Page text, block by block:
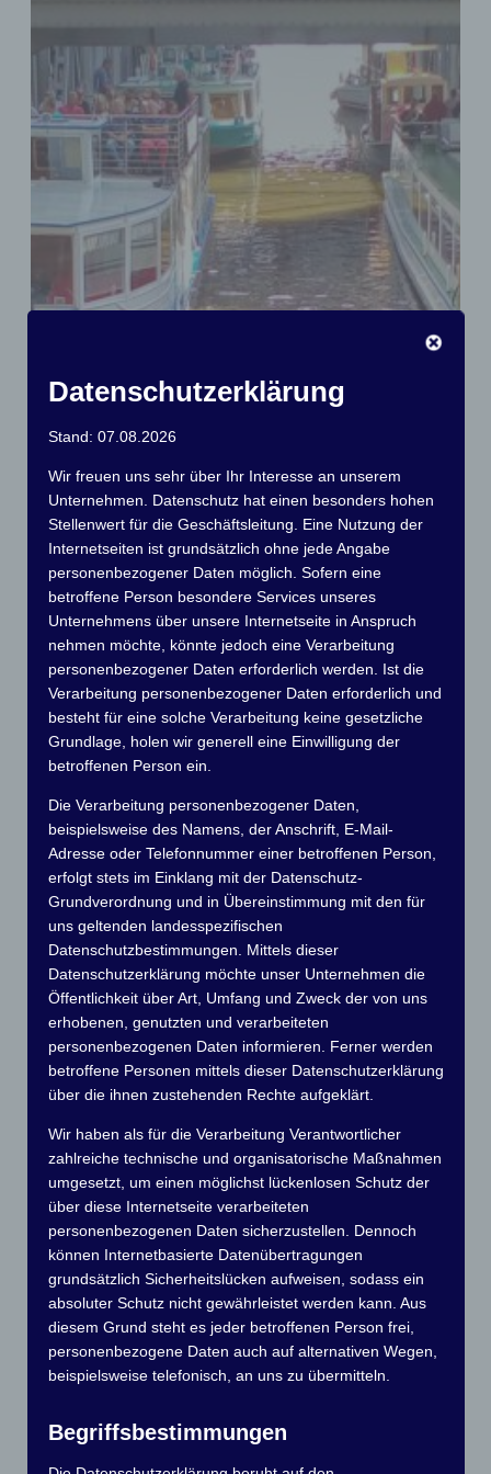
Ein Ausflug zum
Schiffshebewerk
4. August 2019•Uwe Springborn
Am 3. August haben sich immerhin 23 Personen des MC
Grünau`s vor der Schiffshebewerk am Finowkanal gegen
10.30 Uhr eingefunden. Die meisten kamen mit dem Auto
einige auch mit Bahn und Bus.
Bei vorerst schönem warmen Wetter begaben wir uns in
den Informationsraum wo die Geschichte des Hebewerkes
sowie die Bedeutung der Kanäle als Wasserstraßen erklärt
wird. Neben einem Videobeitrag und etlichen
Schaukästen sowie Infotafeln konnten wir uns ein erstes
Datenschutzerklärung
Stand: 07.08.2026
Wir freuen uns sehr über Ihr Interesse an unserem
Unternehmen. Datenschutz hat einen besonders hohen
Stellenwert für die Geschäftsleitung. Eine Nutzung der
Internetseiten ist grundsätzlich ohne jede Angabe
personenbezogener Daten möglich. Sofern eine
betroffene Person besondere Services unseres
Unternehmens über unsere Internetseite in Anspruch
nehmen möchte, könnte jedoch eine Verarbeitung
personenbezogener Daten erforderlich werden. Ist die
Verarbeitung personenbezogener Daten erforderlich und
besteht für eine solche Verarbeitung keine gesetzliche
Grundlage, holen wir generell eine Einwilligung der
betroffenen Person ein.
Die Verarbeitung personenbezogener Daten,
beispielsweise des Namens, der Anschrift, E-Mail-
Adresse oder Telefonnummer einer betroffenen Person,
erfolgt stets im Einklang mit der Datenschutz-
Grundverordnung und in Übereinstimmung mit den für
uns geltenden landesspezifischen
Datenschutzbestimmungen. Mittels dieser
Datenschutzerklärung möchte unser Unternehmen die
Öffentlichkeit über Art, Umfang und Zweck der von uns
erhobenen, genutzten und verarbeiteten
personenbezogenen Daten informieren. Ferner werden
betroffene Personen mittels dieser Datenschutzerklärung
über die ihnen zustehenden Rechte aufgeklärt.
Wir haben als für die Verarbeitung Verantwortlicher
zahlreiche technische und organisatorische Maßnahmen
umgesetzt, um einen möglichst lückenlosen Schutz der
über diese Internetseite verarbeiteten
personenbezogenen Daten sicherzustellen. Dennoch
können Internetbasierte Datenübertragungen
grundsätzlich Sicherheitslücken aufweisen, sodass ein
absoluter Schutz nicht gewährleistet werden kann. Aus
diesem Grund steht es jeder betroffenen Person frei,
personenbezogene Daten auch auf alternativen Wegen,
beispielsweise telefonisch, an uns zu übermitteln.
Begriffsbestimmungen